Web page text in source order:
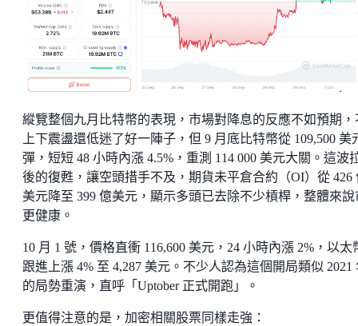
縱覽整個九月比特幣的表現，市場對降息的反應不如預期，
上下震盪還低迷了好一陣子，但 9 月底比特幣從 109,500 美
彈，短短 48 小時內漲 4.5%，重測 114 000 美元大關。這波
後的復甦，讓空頭措手不及，期貨未平倉合約（OI）從 426
美元降至 399 億美元，顯示多頭已去除不少槓桿，整體來說
更健康。
10 月 1 號，價格直衝 116,600 美元，24 小時內漲 2%，以太
跟進上漲 4% 至 4,287 美元。不少人認為這個開局類似 2021
的局勢重演，直呼「Uptober 正式開跑」。
更值得注意的是，加密相關股票同樣走強：